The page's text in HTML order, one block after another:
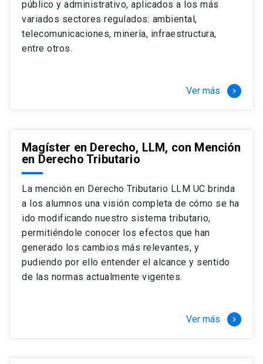
Si optas por la modalidad Full Time:
El LLM UC Full Time es una versión del programa
destinado principalmente a extranjeros, que permite
necesidades y expectativas profesionales, eligiendo
completamente al programa o compatibilizarás un
estudio intenso y exigente, con una muy baja carga
laboral, de marzo a noviembre, para dedicarte
completamente a la actividad de graduación de
diciembre a marzo.
2 cursos mínimos (10 créditos) Primer
semestre
+ 5 cursos a elección (50 créditos) Primer
semestre
+ 4 cursos a elección (40 créditos)
tres meses a tiempo completo (20
Juan Ignacio Piña Rochefort
Director Magíster en Derecho, LLM UC
público y administrativo, aplicados a los más
variados sectores regulados: ambiental,
telecomunicaciones, minería, infraestructura,
entre otros.
Ver más keyboard_arrow_right
Magíster en Derecho, LLM, con Mención
en Derecho Tributario
La mención en Derecho Tributario LLM UC brinda
a los alumnos una visión completa de cómo se ha
ido modificando nuestro sistema tributario,
permitiéndole conocer los efectos que han
generado los cambios más relevantes, y
pudiendo por ello entender el alcance y sentido
de las normas actualmente vigentes.
Ver más keyboard_arrow_right